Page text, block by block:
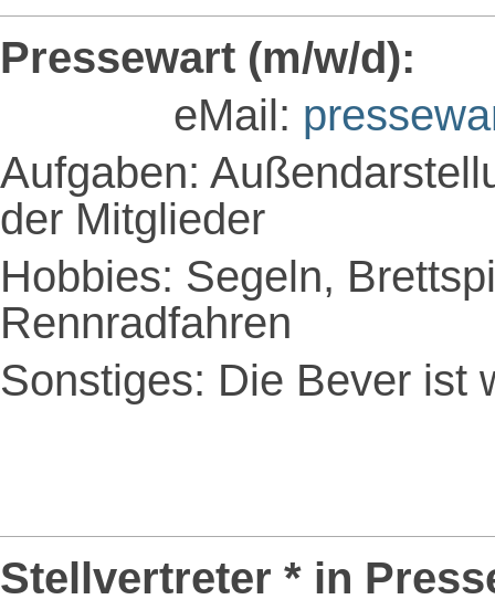
Pressewart (m/w/d):
eMail:
Aufgaben:
der Mitglieder
Hobbies: Segeln,
Rennradfahren
Sonstiges: Die Bever ist
Stellvertreter * in